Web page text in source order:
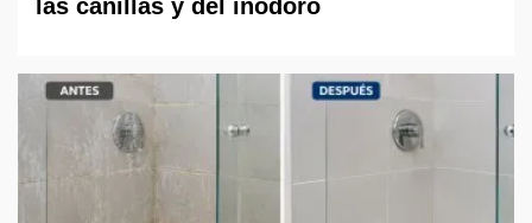
las canillas y del inodoro